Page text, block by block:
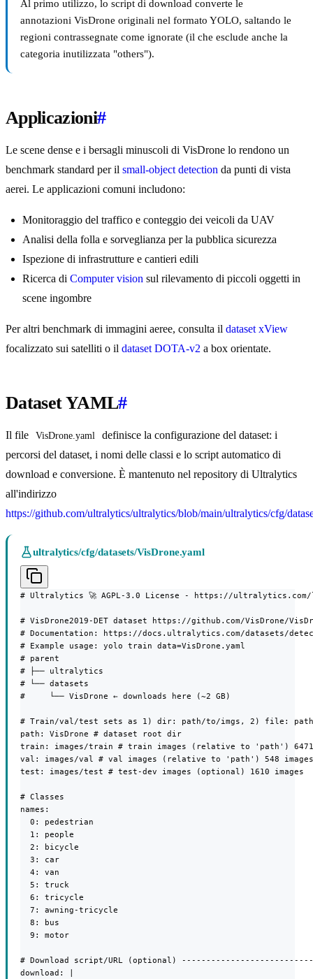
Al primo utilizzo, lo script di download converte le
annotazioni VisDrone originali nel formato YOLO, saltando le
regioni contrassegnate come ignorate (il che esclude anche la
categoria inutilizzata "others").
Applicazioni#
Le scene dense e i bersagli minuscoli di VisDrone lo rendono un
benchmark standard per il small-object detection da punti di vista
aerei. Le applicazioni comuni includono:
Monitoraggio del traffico e conteggio dei veicoli da UAV
Analisi della folla e sorveglianza per la pubblica sicurezza
Ispezione di infrastrutture e cantieri edili
Ricerca di Computer vision sul rilevamento di piccoli oggetti in
scene ingombre
Per altri benchmark di immagini aeree, consulta il dataset xView
focalizzato sui satelliti o il dataset DOTA-v2 a box orientate.
Dataset YAML#
Il file VisDrone.yaml
definisce la configurazione del dataset: i
percorsi del dataset, i nomi delle classi e lo script automatico di
download e conversione. È mantenuto nel repository di Ultralytics
all'indirizzo
https://github.com/ultralytics/ultralytics/blob/main/ultralytics/cfg/
ultralytics/cfg/datasets/VisDrone.yaml
# Ultralytics 🚀 AGPL-3.0 License - https://ultralytics.com/
# VisDrone2019-DET dataset https://github.com/VisDrone/
# Documentation: https://docs.ultralytics.com/datasets/
# Example usage: yolo train data=VisDrone.yaml
# parent
# ├── ultralytics
# └── datasets
#     └── VisDrone ← downloads here (~2 GB)
# Train/val/test sets as 1) dir: path/to/imgs, 2) file:
path: VisDrone # dataset root dir
train: images/train # train images (relative to 'path') 6471
val: images/val # val images (relative to 'path') 548 images
test: images/test # test-dev images (optional) 1610 images
# Classes
names:
  0: pedestrian
  1: people
  2: bicycle
  3: car
  4: van
  5: truck
  6: tricycle
  7: awning-tricycle
  8: bus
  9: motor
# Download script/URL (optional)
download: |